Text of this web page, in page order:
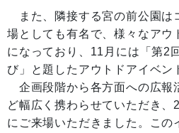
また、隣接する宮の前公園は
場としても有名で、様々なアウ
になっており、11月には「第2
び」と題したアウトドアイベン
企画段階から各方面への広報
ど幅広く携わらせていただき
にご来場いただきました。この